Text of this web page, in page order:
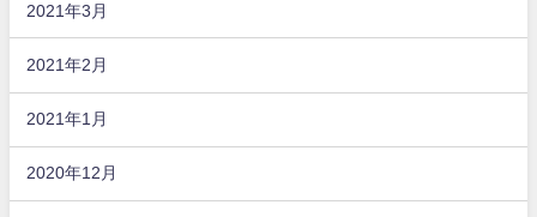
2021年3月
2021年2月
2021年1月
2020年12月